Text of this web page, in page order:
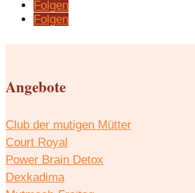
Folgen
Folgen
Angebote
Club der mutigen Mütter
Court Royal
Power Brain Detox
Dexkadima